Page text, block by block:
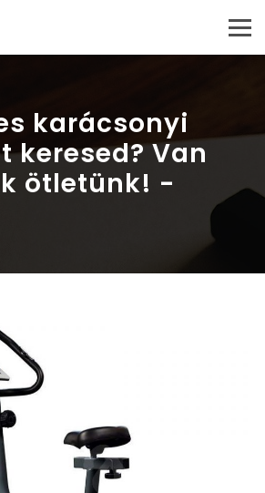
karácsonyi
keresed? Van
ötletünk! -